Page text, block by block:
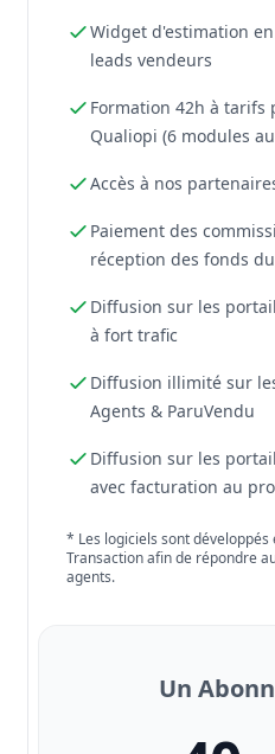
Widget d'estimation
leads vendeurs
Formation 42h à
Qualiopi (6 modules
Accès à nos
Paiement des
réception des fonds
Diffusion sur les
à fort trafic
Diffusion illimité sur
Agents & ParuVendu
Diffusion sur les
avec facturation au
* Les logiciels sont
Transaction afin de répondre
agents.
Un